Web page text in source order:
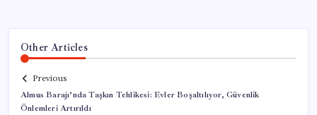
Other Articles
Previous
Almus Barajı’nda Taşkın Tehlikesi: Evler Boşaltılıyor, Güvenlik
Önlemleri Artırıldı